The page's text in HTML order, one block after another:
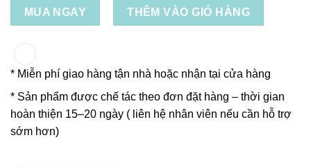
MUA NGAY
THÊM VÀO GIỎ HÀNG
* Miễn phí giao hàng tận nhà hoặc nhận tại cửa hàng
* Sản phẩm được chế tác theo đơn đặt hàng – thời gian
hoàn thiện 15–20 ngày ( liên hệ nhân viên nếu cần hỗ trợ
sớm hơn)